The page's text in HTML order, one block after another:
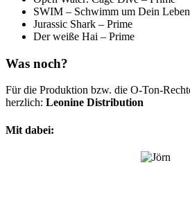
SWIM – Schwimm um Dein
Jurassic Shark – Prime
Der weiße Hai – Prime
Was noch?
Für die Produktion bzw. die O-Ton-
herzlich: Leonine Distribution
Mit dabei: